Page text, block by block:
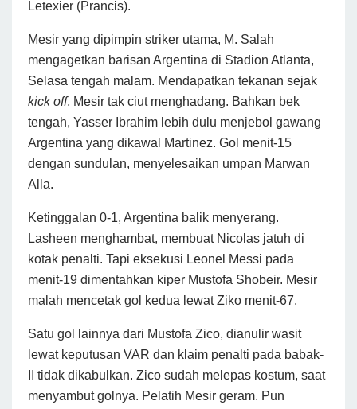
Letexier (Prancis).
Mesir yang dipimpin striker utama, M. Salah
mengagetkan barisan Argentina di Stadion Atlanta,
Selasa tengah malam. Mendapatkan tekanan sejak
kick off, Mesir tak ciut menghadang. Bahkan bek
tengah, Yasser Ibrahim lebih dulu menjebol gawang
Argentina yang dikawal Martinez. Gol menit-15
dengan sundulan, menyelesaikan umpan Marwan
Alla.
Ketinggalan 0-1, Argentina balik menyerang.
Lasheen menghambat, membuat Nicolas jatuh di
kotak penalti. Tapi eksekusi Leonel Messi pada
menit-19 dimentahkan kiper Mustofa Shobeir. Mesir
malah mencetak gol kedua lewat Ziko menit-67.
Satu gol lainnya dari Mustofa Zico, dianulir wasit
lewat keputusan VAR dan klaim penalti pada babak-
II tidak dikabulkan. Zico sudah melepas kostum, saat
menyambut golnya. Pelatih Mesir geram. Pun